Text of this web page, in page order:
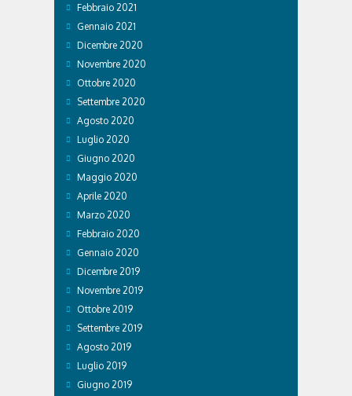
Febbraio 2021
Gennaio 2021
Dicembre 2020
Novembre 2020
Ottobre 2020
Settembre 2020
Agosto 2020
Luglio 2020
Giugno 2020
Maggio 2020
Aprile 2020
Marzo 2020
Febbraio 2020
Gennaio 2020
Dicembre 2019
Novembre 2019
Ottobre 2019
Settembre 2019
Agosto 2019
Luglio 2019
Giugno 2019